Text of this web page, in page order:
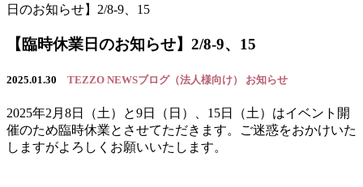
日のお知らせ】2/8-9、15
【臨時休業日のお知らせ】2/8-9、15
2025.01.30 TEZZO NEWSブログ（法人様向け） お知らせ
2025年2月8日（土）と9日（日）、15日（土）はイベント開
催のため臨時休業とさせてただきます。ご迷惑をおかけいた
しますがよろしくお願いいたします。